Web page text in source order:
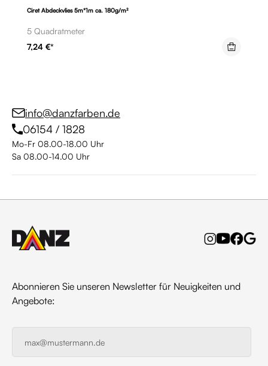
Ciret Abdeckvlies 5m*1m ca. 180g/m²
5 Quadratmeter
7,24 €*
info@danzfarben.de
06154 / 1828
Mo-Fr 08.00-18.00 Uhr
Sa 08.00-14.00 Uhr
Abonnieren Sie unseren Newsletter für Neuigkeiten und
Angebote: